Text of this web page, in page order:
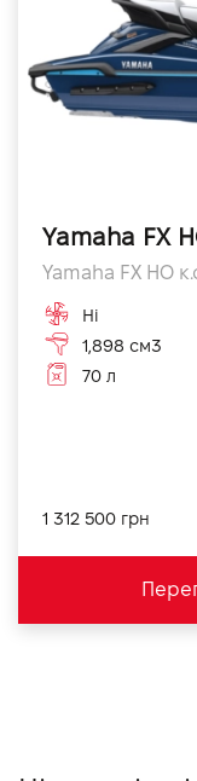
Yamaha FX
Yamaha FX HO
Ні
1,898 см3
70 л
1 312 500 грн
акціями,